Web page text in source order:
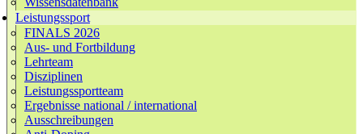
Leistungssport
FINALS 2026
Aus- und Fortbildung
Lehrteam
Disziplinen
Leistungssportteam
Ergebnisse national / international
Ausschreibungen